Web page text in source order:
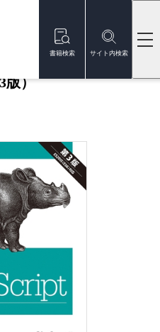
書籍検索 サイト内検索
版）